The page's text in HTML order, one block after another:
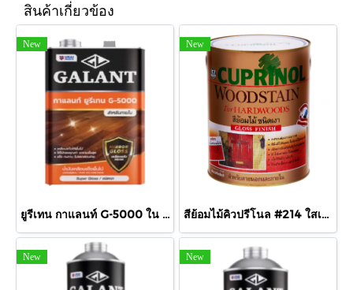
สินค้าเกี่ยวข้อง
New
ยูรีเทน กาแลนท์ G-5000 ใน กล.
New
สีย้อมไม้คิวปรีโนล #214 ใสเงา 1/4 กล.
New New